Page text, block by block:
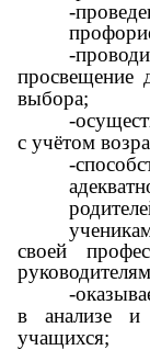
-
-
просвещение
выбора;
-
с учётом
-
своей
-
в анализе и
учащихся;